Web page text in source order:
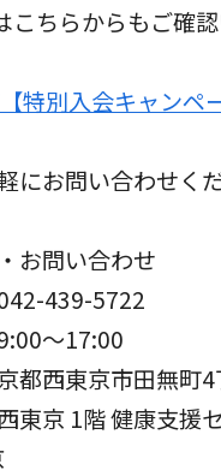
こちらからもご確
特別入会キャンペ
にお問い合わせくだ
お問い合わせ
439-5722
～17:00
都西東京市田無町
東京 1階 健康支援